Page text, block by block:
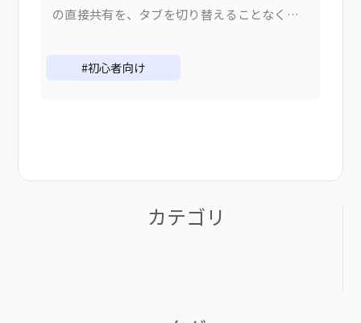
の直接共有を、タブを切り替えることなくす
か V1では、コンテンツを追加するには適切な
#初心者向け
カテゴリ